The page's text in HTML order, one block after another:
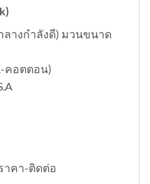
ลางกำลังดี) มวนขนาด
คอตตอน)
าคา-ติดต่อ